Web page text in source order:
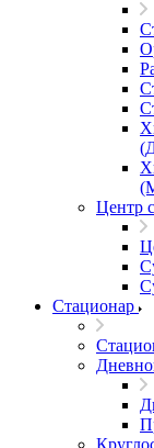
Центр
Стационар